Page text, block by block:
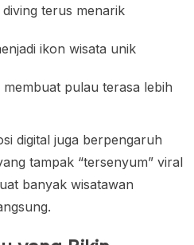
terus menarik
ikon wisata unik
pulau terasa lebih
digital juga berpengaruh
tampak “tersenyum” viral
banyak wisatawan